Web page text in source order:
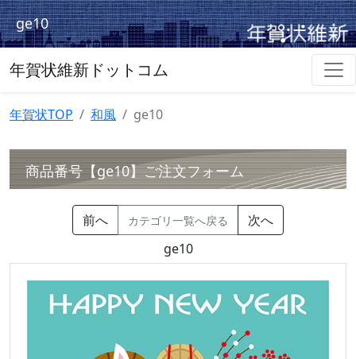
ge10
年賀状維新ドットコム
年賀状TOP 和風 ge10
商品番号【ge10】ご注文フォーム
前へ カテゴリ一覧へ戻る
次へ
ge10